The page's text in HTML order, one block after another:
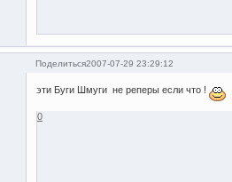
Поделиться2007-07-29 23:29:12
эти Буги Шмуги не реперы если что !
0